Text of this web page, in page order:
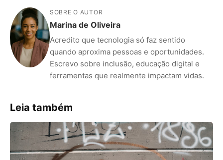
SOBRE O AUTOR
Marina de Oliveira
Acredito que tecnologia só faz sentido
quando aproxima pessoas e oportunidades.
Escrevo sobre inclusão, educação digital e
ferramentas que realmente impactam vidas.
Leia também